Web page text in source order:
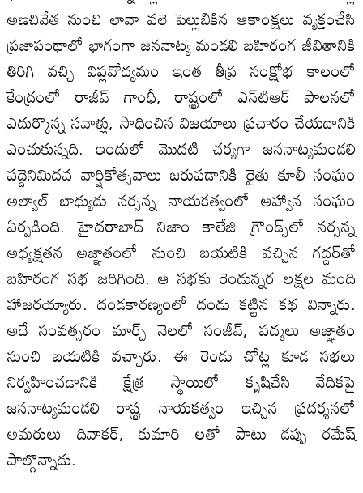
అణచివేత నుంచి లావా వలె పెల్లుబికిన ఆకాంక్షలు వ్యక్తంచేసి
ప్రజాపంథాలో భాగంగా జననాట్య మండలి బహిరంగ జీవితానికి
తిరిగి వచ్చి విప్లవోద్యమం ఇంత తీవ్ర సంక్షోభ కాలంలో
కేంద్రంలో రాజీవ్‌ గాంధీ, రాష్ట్రంలో ఎన్‌టిఆర్‌ పాలనలో
ఎదుర్కొన్న సవాళ్లు, సాధించిన విజయాలు ప్రచారం చేయడానికి
ఎంచుకున్నది. ఇందులో మొదటి చర్యగా జననాట్యమండలి
పద్దెనిమిదవ వార్షికోత్సవాలు జరుపడానికి రైతు కూలీ సంఘం
అల్వాల్‌ బాధ్యుడు నర్సన్న నాయకత్వంలో ఆహ్వాన సంఘం
ఏర్పడింది. హైదరాబాద్‌ నిజాం కాలేజి గ్రౌండ్స్‌లో నర్సన్న
అధ్యక్షతన అజ్ఞాతంలో నుంచి బయటికి వచ్చిన గద్దర్‌తో
బహిరంగ సభ జరిగింది. ఆ సభకు రెండున్నర లక్షల మంది
హాజరయ్యారు. దండకారణ్యంలో దండు కట్టిన కథ విన్నారు.
అదే సంవత్సరం మార్చ్‌ నెలలో సంజీవ్‌, పద్మలు అజ్ఞాతం
నుంచి బయటికి వచ్చారు. ఈ రెండు చోట్ల కూడ సభలు
నిర్వహించడానికి క్షేత్ర స్థాయిలో కృషిచేసి వేదికపై
జననాట్యమండలి రాష్ట్ర నాయకత్వం ఇచ్చిన ప్రదర్శనలో
అమరులు దివాకర్‌, కుమారి లతో పాటు డప్పు రమేష్‌
పాల్గొన్నాడు.